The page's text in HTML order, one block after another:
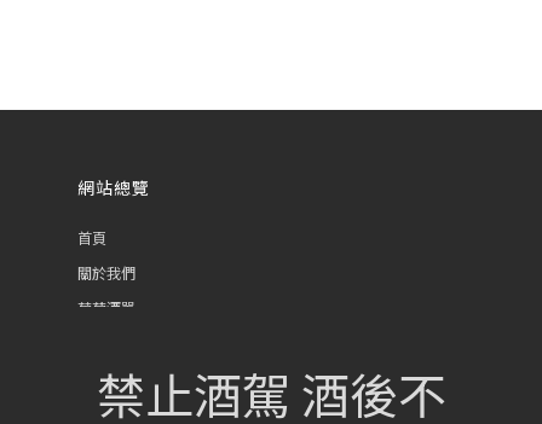
網站總覽
首頁
關於我們
葡萄酒單
認識酒莊
訂購流程
禁止酒駕 酒後不